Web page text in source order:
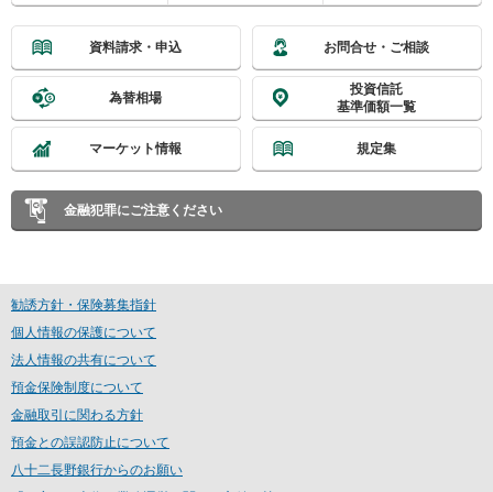
資料請求・申込 お問合せ・ご相談
為替相場
投資信託
基準価額一覧
マーケット情報 規定集
金融犯罪にご注意ください
勧誘方針・保険募集指針
個人情報の保護について
法人情報の共有について
預金保険制度について
金融取引に関わる方針
預金との誤認防止について
八十二長野銀行からのお願い